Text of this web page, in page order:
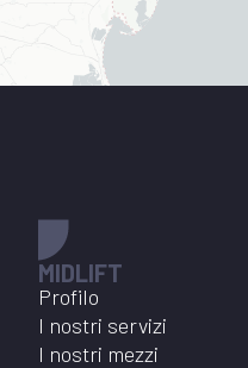
MIDLIFT
Profilo
I nostri servizi
I nostri mezzi